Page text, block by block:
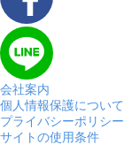
会社案内
個人情報保護について
プライバシーポリシー
サイトの使用条件